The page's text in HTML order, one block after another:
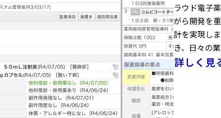
ラウド電子
がら開発を
計を実現し
き、日々の
詳しく見